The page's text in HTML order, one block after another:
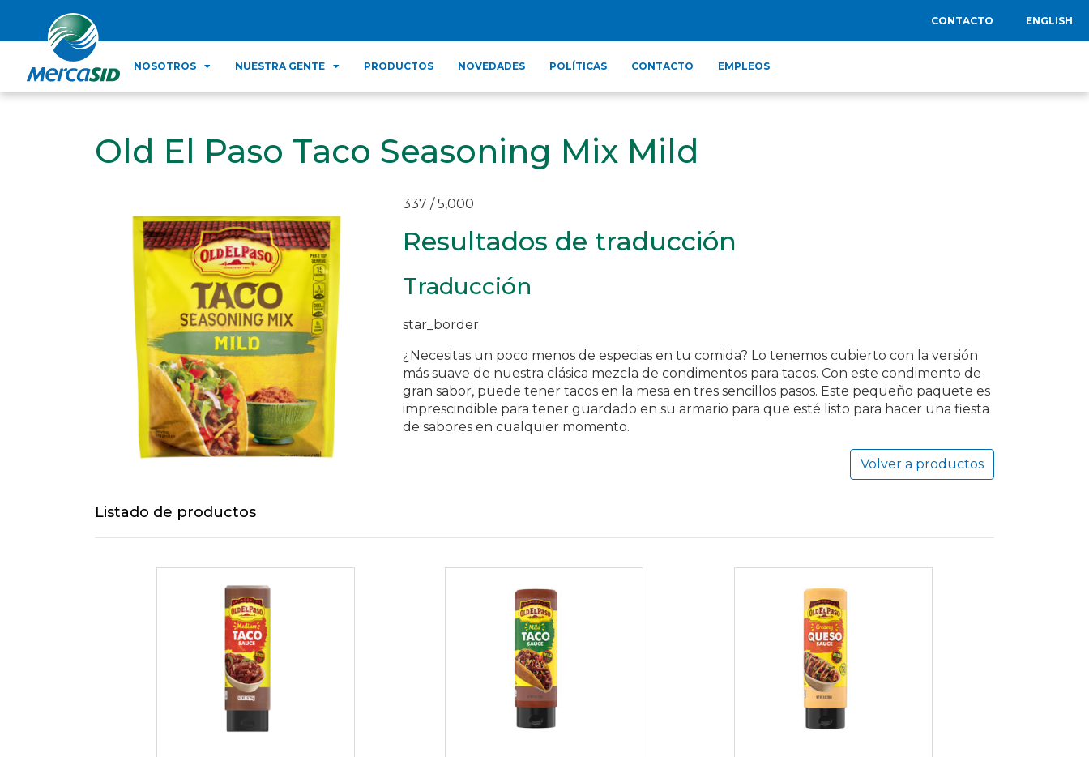
CONTACTO ENGLISH
NOSOTROS NUESTRA GENTE PRODUCTOS NOVEDADES POLÍTICAS CONTACTO EMPLEOS
Old El Paso Taco Seasoning Mix Mild
337 / 5,000
Resultados de traducción
Traducción
star_border
¿Necesitas un poco menos de especias en tu comida? Lo tenemos cubierto con la versión
más suave de nuestra clásica mezcla de condimentos para tacos. Con este condimento de
gran sabor, puede tener tacos en la mesa en tres sencillos pasos. Este pequeño paquete es
imprescindible para tener guardado en su armario para que esté listo para hacer una fiesta
de sabores en cualquier momento.
Volver a productos
Listado de productos